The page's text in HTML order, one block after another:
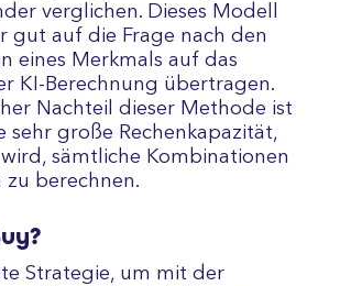
verglichen. Dieses Modell
gut auf die Frage nach den
eines Merkmals auf das
KI-Berechnung übertragen.
Nachteil dieser Methode ist
sehr große Rechenkapazität,
sämtliche Kombinationen
berechnen.
Strategie, um mit der